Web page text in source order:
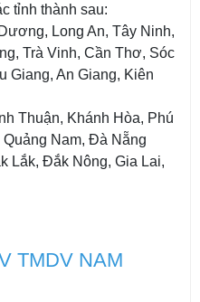
tỉnh thành sau:
Long An, Tây Ninh,
Trà Vinh, Cần Thơ, Sóc
Giang, An Giang, Kiên
Thuận, Khánh Hòa, Phú
Nam, Đà Nẵng
Lắk, Đắk Nông, Gia Lai,
TMDV NAM